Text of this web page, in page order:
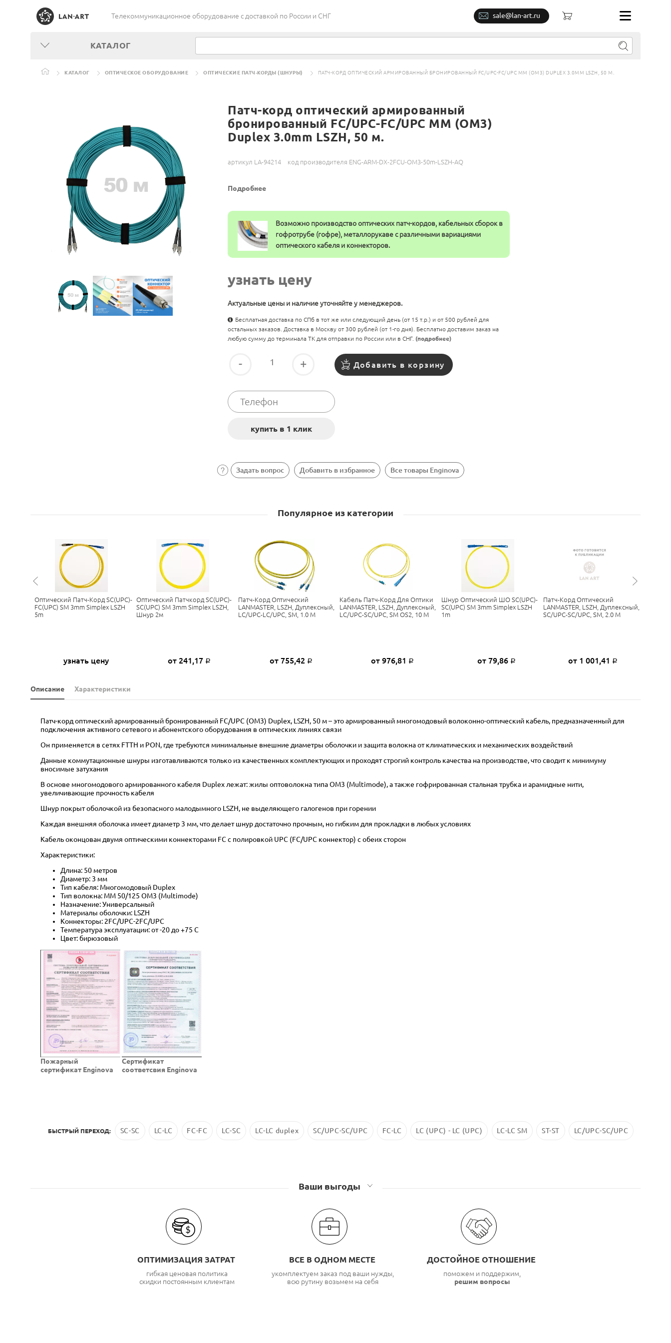
Телекоммуникационное оборудование c доставкой по России и СНГ sale@lan-art.ru
КАТАЛОГ
КАТАЛОГ ОПТИЧЕСКОЕ ОБОРУДОВАНИЕ ОПТИЧЕСКИЕ ПАТЧ-КОРДЫ (ШНУРЫ) ПАТЧ-КОРД ОПТИЧЕСКИЙ АРМИРОВАННЫЙ БРОНИРОВАННЫЙ FC/UPC-FC/UPC MM (OM3) DUPLEX 3.0MM LSZH, 50 М.
Патч-корд оптический армированный
бронированный FC/UPC-FC/UPC MM (OM3)
Duplex 3.0mm LSZH, 50 м.
артикул LA-94214 код производителя ENG-ARM-DX-2FCU-OM3-50m-LSZH-AQ
Подробнее
Возможно производство оптических патч-кордов, кабельных сборок в
гофротрубе (гофре), металлорукаве с различными вариациями
оптического кабеля и коннекторов.
узнать цену
Актуальные цены и наличие уточняйте у менеджеров.
Бесплатная доставка по СПб в тот же или следующий день (от 15 т.р.) и от 500 рублей для
остальных заказов. Доставка в Москву от 300 рублей (от 1-го дня). Бесплатно доставим заказ на
любую сумму до терминала ТК для отправки по России или в СНГ. (подробнее)
- + Добавить в корзину
Задать вопрос Добавить в избранное Все товары Enginova
Популярное из категории
Оптический Патч-Корд SC(UPC)-
FC(UPC) SM 3mm Simplex LSZH
5m
узнать цену
Оптический Патчкорд SC(UPC)-
SC(UPC) SM 3mm Simplex LSZH,
Шнур 2м
от 241,17 Р
Патч-Корд Оптический
LANMASTER, LSZH, Дуплексный,
LC/UPC-LC/UPC, SM, 1.0 М
от 755,42 Р
Кабель Патч-Корд Для Оптики
LANMASTER, LSZH, Дуплексный,
LC/UPC-SC/UPC, SM OS2, 10 М
от 976,81 Р
Шнур Оптический ШО SC(UPC)-
SC(UPC) SM 3mm Simplex LSZH
1m
от 79,86 Р
Патч-Корд Оптический
LANMASTER, LSZH, Дуплексный,
SC/UPC-SC/UPC, SM, 2.0 М
от 1 001,41 Р
Описание Характеристики
Патч-корд оптический армированный бронированный FC/UPC (OM3) Duplex, LSZH, 50 м – это армированный многомодовый волоконно-оптический кабель, предназначенный для
подключения активного сетевого и абонентского оборудования в оптических линиях связи
Он применяется в сетях FTTH и PON, где требуются минимальные внешние диаметры оболочки и защита волокна от климатических и механических воздействий
Данные коммутационные шнуры изготавливаются только из качественных комплектующих и проходят строгий контроль качества на производстве, что сводит к минимуму
вносимые затухания
В основе многомодового армированного кабеля Duplex лежат: жилы оптоволокна типа OM3 (Multimode), а также гофрированная стальная трубка и арамидные нити,
увеличивающие прочность кабеля
Шнур покрыт оболочкой из безопасного малодымного LSZH, не выделяющего галогенов при горении
Каждая внешняя оболочка имеет диаметр 3 мм, что делает шнур достаточно прочным, но гибким для прокладки в любых условиях
Кабель оконцован двумя оптическими коннекторами FC с полировкой UPC (FC/UPC коннектор) с обеих сторон
Характеристики:
Длина: 50 метров
Диаметр: 3 мм
Тип кабеля: Многомодовый Duplex
Тип волокна: MM 50/125 OM3 (Multimode)
Назначение: Универсальный
Материалы оболочки: LSZH
Коннекторы: 2FC/UPC-2FC/UPC
Температура эксплуатации: от -20 до +75 C
Цвет: бирюзовый
Пожарный
сертификат Enginova
Cертификат
соответсвия Enginova
БЫСТРЫЙ ПЕРЕХОД: SC-SC LC-LC FC-FC LC-SC LC-LC duplex SC/UPC-SC/UPC FC-LC LC (UPC) - LC (UPC) LC-LC SM ST-ST LC/UPC-SС/UPC
Ваши выгоды
ОПТИМИЗАЦИЯ ЗАТРАТ
гибкая ценовая политика
скидки постоянным клиентам
ВСЕ В ОДНОМ МЕСТЕ
укомплектуем заказ под ваши нужды,
всю рутину возьмем на себя
ДОСТОЙНОЕ ОТНОШЕНИЕ
поможем и поддержим,
решим вопросы